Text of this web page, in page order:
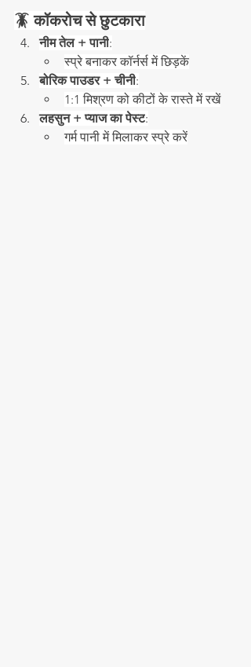
🪳 कॉकरोच से छुटकारा
नीम तेल + पानी:
स्प्रे बनाकर कॉर्नर्स में छिड़कें
बोरिक पाउडर + चीनी:
1:1 मिश्रण को कीटों के रास्ते में रखें
लहसुन + प्याज का पेस्ट:
गर्म पानी में मिलाकर स्प्रे करें